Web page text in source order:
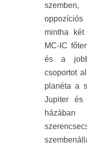
mintha
MC-IC
és a
csoportot
planéta a
Jupiter és